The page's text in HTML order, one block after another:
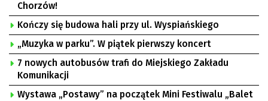
Chorzów!
Kończy się budowa hali przy ul. Wyspiańskiego
„Muzyka w parku”. W piątek pierwszy koncert
7 nowych autobusów trafi do Miejskiego Zakładu
Komunikacji
Wystawa „Postawy” na początek Mini Festiwalu „Balet